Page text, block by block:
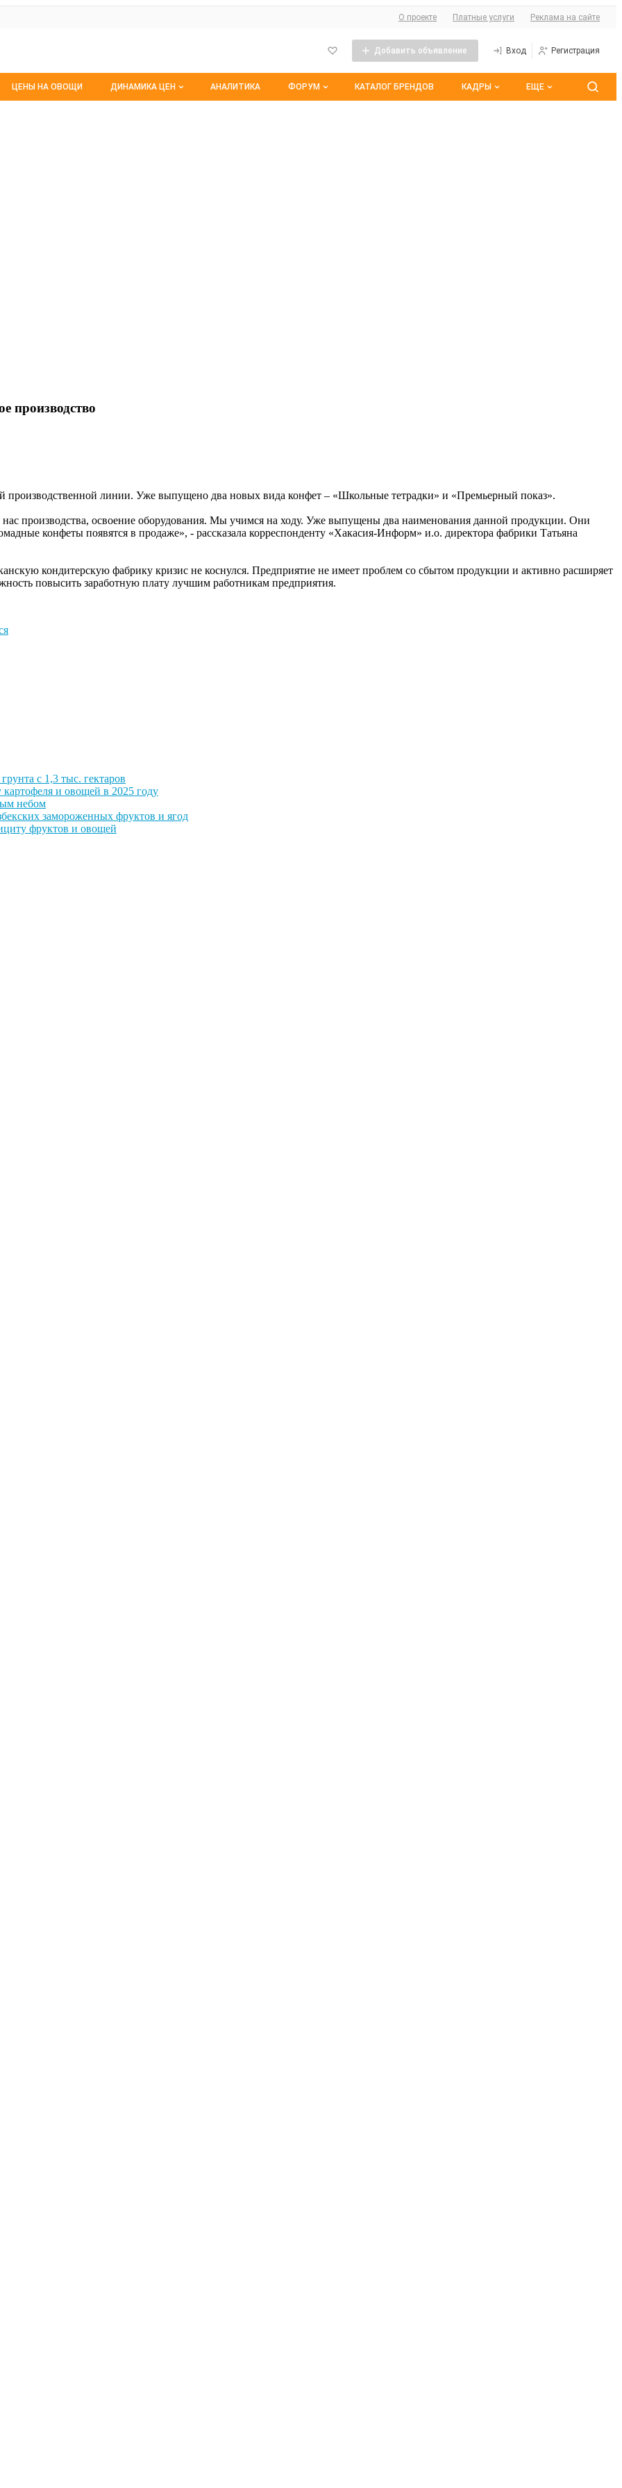
О сайте
О проекте Платные услуги Реклама на сайте
Добавить объявление Вход Регистрация
ЦЕНЫ НА ОВОЩИ ДИНАМИКА ЦЕН АНАЛИТИКА ФОРУМ КАТАЛОГ БРЕНДОВ КАДРЫ ЕЩЕ
новое производство
производство
производственной линии. Уже выпущено два новых вида конфет – «Школьные тетрадки» и «Премьерный показ».
нас производства, освоение оборудования. Мы учимся на ходу. Уже выпущены два наименования данной продукции. Они
конфеты появятся в продаже», - рассказала корреспонденту «Хакасия-Информ» и.о. директора фабрики Татьяна
кондитерскую фабрику кризис не коснулся. Предприятие не имеет проблем со сбытом продукции и активно расширяет
повысить заработную плату лучшим работникам предприятия.
с 1,3 тыс. гектаров
и овощей в 2025 году
небом
замороженных фруктов и ягод
фруктов и овощей